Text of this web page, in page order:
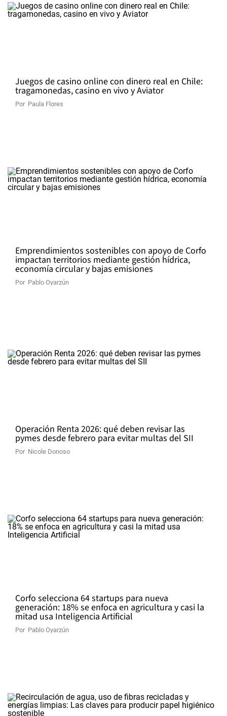
Juegos de casino online con dinero real en Chile:
tragamonedas, casino en vivo y Aviator
Por Paula Flores
Emprendimientos sostenibles con apoyo de Corfo
impactan territorios mediante gestión hídrica,
economía circular y bajas emisiones
Por Pablo Oyarzún
Operación Renta 2026: qué deben revisar las
pymes desde febrero para evitar multas del SII
Por Nicole Donoso
Corfo selecciona 64 startups para nueva
generación: 18% se enfoca en agricultura y casi la
mitad usa Inteligencia Artificial
Por Pablo Oyarzún